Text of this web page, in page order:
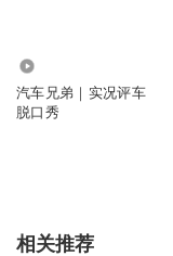
汽车兄弟｜实况评车
脱口秀
相关推荐